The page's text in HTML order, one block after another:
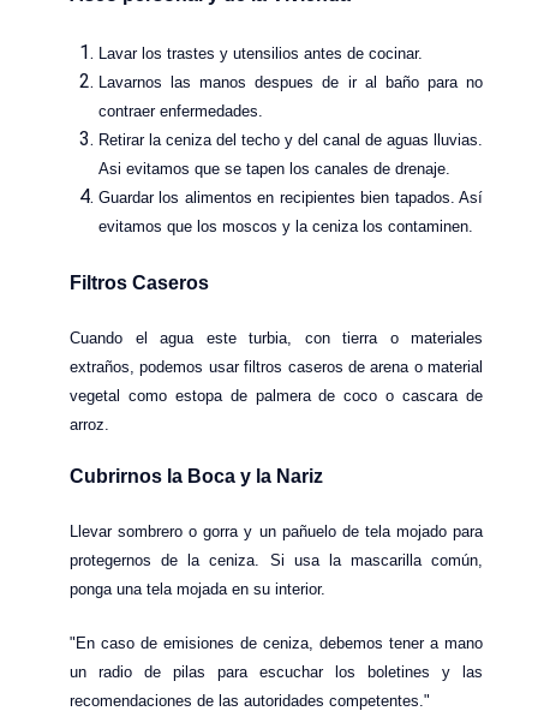
Lavar los trastes y utensilios antes de cocinar.
Lavarnos las manos despues de ir al baño para no
contraer enfermedades.
Retirar la ceniza del techo y del canal de aguas lluvias.
Asi evitamos que se tapen los canales de drenaje.
Guardar los alimentos en recipientes bien tapados. Así
evitamos que los moscos y la ceniza los contaminen.
Filtros Caseros
Cuando el agua este turbia, con tierra o materiales
extraños, podemos usar filtros caseros de arena o material
vegetal como estopa de palmera de coco o cascara de
arroz.
Cubrirnos la Boca y la Nariz
Llevar sombrero o gorra y un pañuelo de tela mojado para
protegernos de la ceniza. Si usa la mascarilla común,
ponga una tela mojada en su interior.
"En caso de emisiones de ceniza, debemos tener a mano
un radio de pilas para escuchar los boletines y las
recomendaciones de las autoridades competentes."